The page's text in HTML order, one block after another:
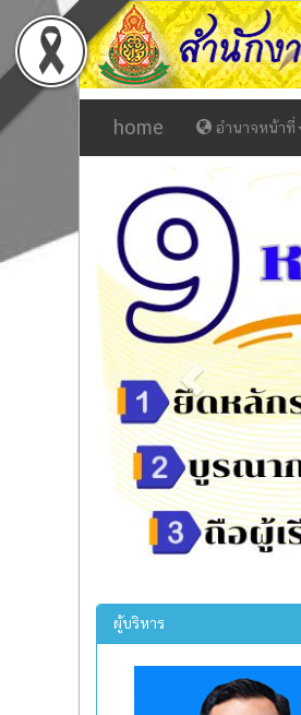
home อำนาจหน้าที่
Previous
ผู้บริหาร